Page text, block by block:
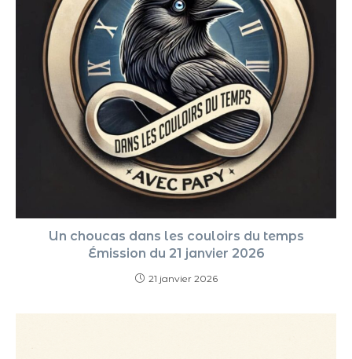
Un choucas dans les couloirs du temps
Émission du 21 janvier 2026
21 janvier 2026